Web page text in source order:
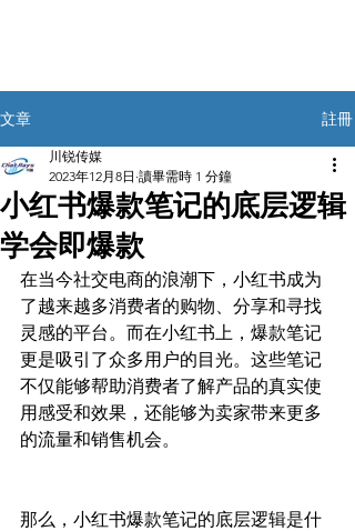
文章 註冊
小红书爆款笔记的底层逻辑
学会即爆款
川锐传媒
2023年12月8日 讀畢需時 1 分鐘
在当今社交电商的浪潮下，小红书成为
了越来越多消费者的购物、分享和寻找
灵感的平台。而在小红书上，爆款笔记
更是吸引了众多用户的目光。这些笔记
不仅能够帮助消费者了解产品的真实使
用感受和效果，还能够为卖家带来更多
的流量和销售机会。
那么，小红书爆款笔记的底层逻辑是什